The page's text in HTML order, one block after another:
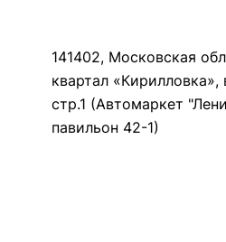
141402, Московская
квартал «Кирилловка»,
стр.1 (Автомаркет
павильон 42-1)